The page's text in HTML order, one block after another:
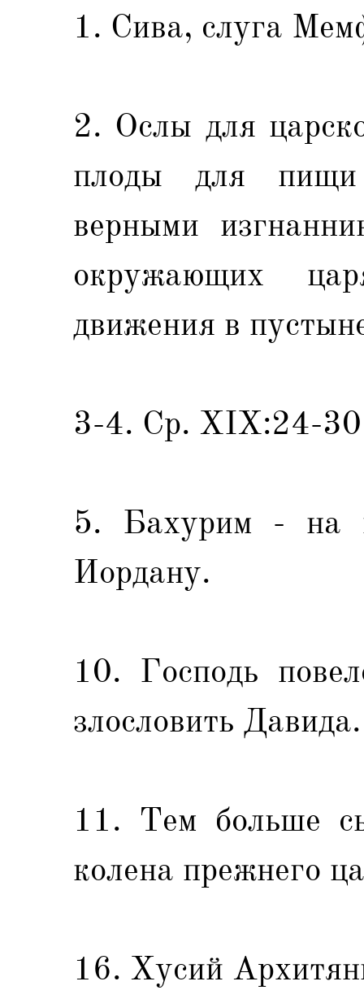
1. Сива, слуга
2. Ослы для
плоды для пищи
верными
окружающих
движения в
3-4. Ср. XIX:24-
5. Бахурим - на
Иордану.
10. Господь
злословить Давида.
11. Тем больше
колена прежнего
16. Xусий